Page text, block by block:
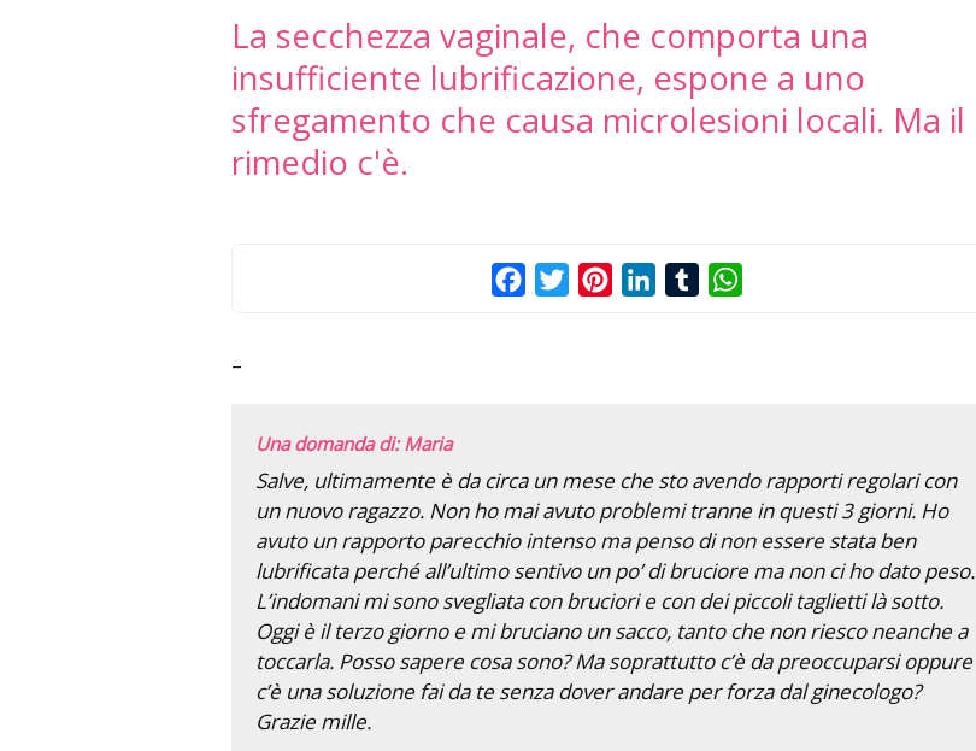
La secchezza vaginale, che comporta una
insufficiente lubrificazione, espone a uno
sfregamento che causa microlesioni locali. Ma il
rimedio c'è.
FacebookTwitterPinterestLinkedInTumblr
–
Una domanda di: Maria
Salve, ultimamente è da circa un mese che sto avendo rapporti regolari con
un nuovo ragazzo. Non ho mai avuto problemi tranne in questi 3 giorni. Ho
avuto un rapporto parecchio intenso ma penso di non essere stata ben
lubrificata perché all’ultimo sentivo un po’ di bruciore ma non ci ho dato peso.
L’indomani mi sono svegliata con bruciori e con dei piccoli taglietti là sotto.
Oggi è il terzo giorno e mi bruciano un sacco, tanto che non riesco neanche a
toccarla. Posso sapere cosa sono? Ma soprattutto c’è da preoccuparsi oppure
c’è una soluzione fai da te senza dover andare per forza dal ginecologo?
Grazie mille.